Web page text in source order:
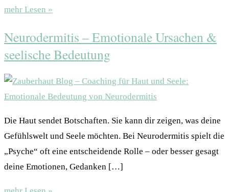
mehr Lesen »
Neurodermitis – Emotionale Ursachen &
seelische Bedeutung
Die Haut sendet Botschaften. Sie kann dir zeigen, was deine
Gefühlswelt und Seele möchten. Bei Neurodermitis spielt die
„Psyche“ oft eine entscheidende Rolle – oder besser gesagt
deine Emotionen, Gedanken […]